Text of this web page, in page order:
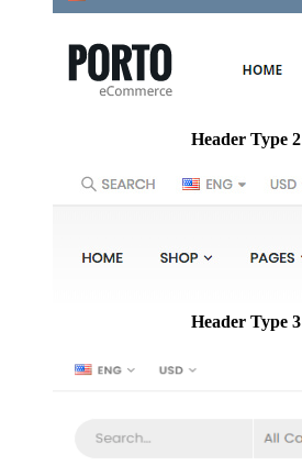
Header Type 2
Header Type 3